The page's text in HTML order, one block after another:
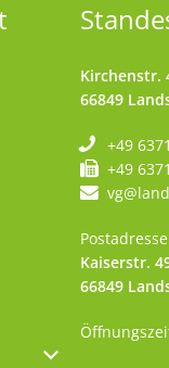
Schließzeiten
Kirchenstr.
66849
+49
+49
Kaiserstr.
66849